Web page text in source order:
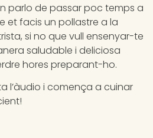
parlo de passar poc temps a
et facis un pollastre a la
si no que vull ensenyar-te
saludable i deliciosa
hores preparant-ho.
l’àudio i comença a cuinar